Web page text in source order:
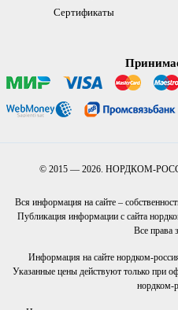
Сертификаты
© 2015 — 2026. НОРДКОМ-
Вся информация на сайте –
Публикация информации с сайта
Все права
Информация на сайте нордком-
Указанные цены действуют только при
нордком-